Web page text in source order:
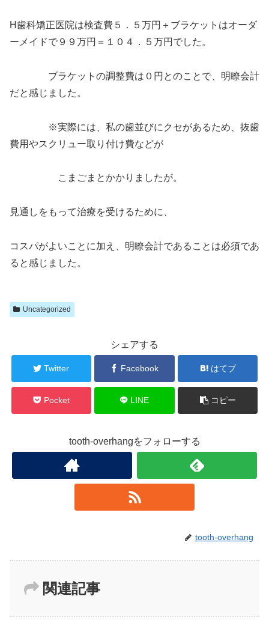
H歯科矯正医院は検査費５．５万円＋ブラケットはオーダ
ーメイドで９９万円＝１０４．５万円でした。
ブラケットの調整費は０円とのことで、明瞭会計
だと感じました。
※実際には、私の歯並びにクセがあるため、抜歯
費用やスクリュー取り付け費などが
こまごまとかかりましたが。
見通しをもって治療を受けるために、
コスパがよいことに加え、明瞭会計であることは必須であ
ると感じました。
Uncategorized
シェアする
Twitter Facebook はてブ
Pocket LINE コピー
tooth-overhangをフォローする
tooth-overhang
関連記事